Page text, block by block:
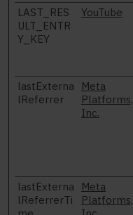
LAST_RES
ULT_ENTR
Y_KEY
YouTube
lastExterna
lReferrer
Meta
Platforms,
Inc.
lastExterna
lReferrerTi
Meta
Platforms,